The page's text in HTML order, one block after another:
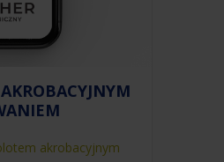
akrobacyjnym